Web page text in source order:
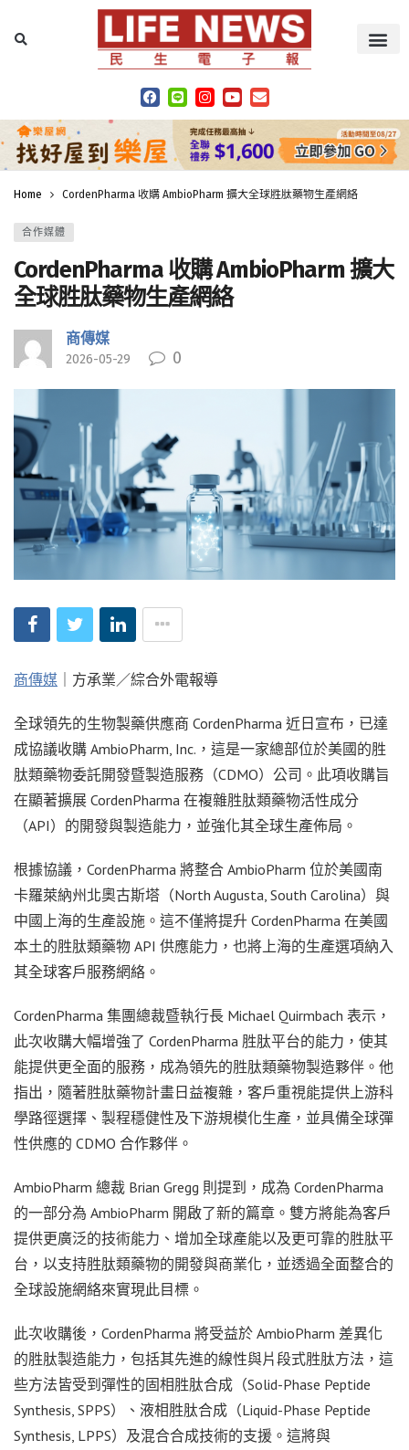
Home CordenPharma 收購 AmbioPharm 擴大全球胜肽藥物生產網絡
合作媒體
CordenPharma 收購 AmbioPharm 擴大
全球胜肽藥物生產網絡
商傳媒
2026-05-29 0
商傳媒 ｜方承業／綜合外電報導
全球領先的生物製藥供應商 CordenPharma 近日宣布，已達
成協議收購 AmbioPharm, Inc.，這是一家總部位於美國的胜
肽類藥物委託開發暨製造服務（CDMO）公司。此項收購旨
在顯著擴展 CordenPharma 在複雜胜肽類藥物活性成分
（API）的開發與製造能力，並強化其全球生產佈局。
根據協議，CordenPharma 將整合 AmbioPharm 位於美國南
卡羅萊納州北奧古斯塔（North Augusta, South Carolina）與
中國上海的生產設施。這不僅將提升 CordenPharma 在美國
本土的胜肽類藥物 API 供應能力，也將上海的生產選項納入
其全球客戶服務網絡。
CordenPharma 集團總裁暨執行長 Michael Quirmbach 表示，
此次收購大幅增強了 CordenPharma 胜肽平台的能力，使其
能提供更全面的服務，成為領先的胜肽類藥物製造夥伴。他
指出，隨著胜肽藥物計畫日益複雜，客戶重視能提供上游科
學路徑選擇、製程穩健性及下游規模化生產，並具備全球彈
性供應的 CDMO 合作夥伴。
AmbioPharm 總裁 Brian Gregg 則提到，成為 CordenPharma
的一部分為 AmbioPharm 開啟了新的篇章。雙方將能為客戶
提供更廣泛的技術能力、增加全球產能以及更可靠的胜肽平
台，以支持胜肽類藥物的開發與商業化，並透過全面整合的
全球設施網絡來實現此目標。
此次收購後，CordenPharma 將受益於 AmbioPharm 差異化
的胜肽製造能力，包括其先進的線性與片段式胜肽方法，這
些方法皆受到彈性的固相胜肽合成（Solid-Phase Peptide
Synthesis, SPPS）、液相胜肽合成（Liquid-Phase Peptide
Synthesis, LPPS）及混合合成技術的支援。這將與